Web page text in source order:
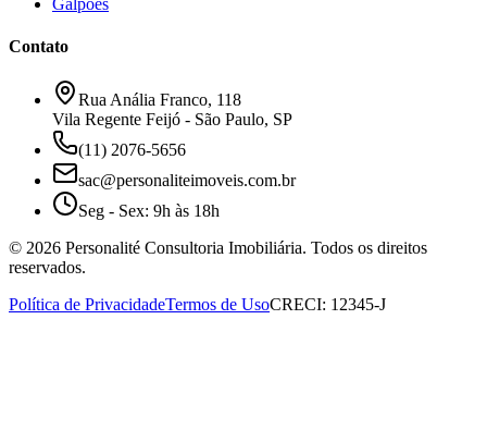
Contato
Rua Anália Franco, 118
Vila Regente Feijó - São Paulo, SP
(11) 2076-5656
sac@personaliteimoveis.com.br
Seg - Sex: 9h às 18h
© 2026 Personalité Consultoria Imobiliária. Todos os direitos
reservados.
Política de PrivacidadeTermos de UsoCRECI: 12345-J